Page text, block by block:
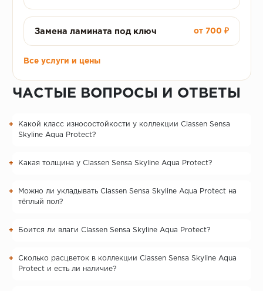
Замена ламината под ключ от 700 ₽
Все услуги и цены
ЧАСТЫЕ ВОПРОСЫ И ОТВЕТЫ
Какой класс износостойкости у коллекции Classen Sensa
Skyline Aqua Protect?
Какая толщина у Classen Sensa Skyline Aqua Protect?
Можно ли укладывать Classen Sensa Skyline Aqua Protect на
тёплый пол?
Боится ли влаги Classen Sensa Skyline Aqua Protect?
Сколько расцветок в коллекции Classen Sensa Skyline Aqua
Protect и есть ли наличие?